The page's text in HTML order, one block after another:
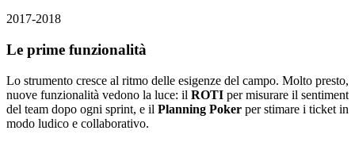
2017-2018
Le prime funzionalità
Lo strumento cresce al ritmo delle esigenze del campo. Molto presto,
nuove funzionalità vedono la luce: il ROTI per misurare il sentiment
del team dopo ogni sprint, e il Planning Poker per stimare i ticket in
modo ludico e collaborativo.